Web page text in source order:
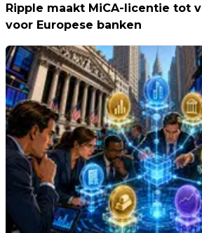
Ripple maakt MiCA-licentie tot
voor Europese banken